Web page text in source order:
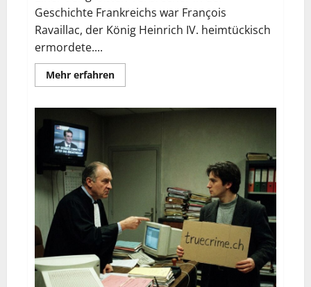
Geschichte Frankreichs war François
Ravaillac, der König Heinrich IV. heimtückisch
ermordete....
Mehr erfahren